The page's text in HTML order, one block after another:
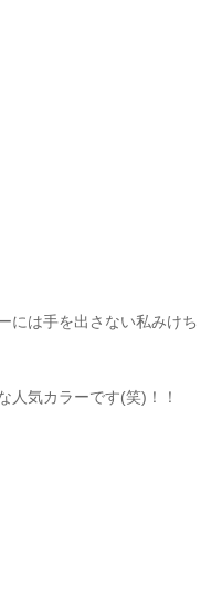
には手を出さない私みけち
人気カラーです(笑)！！